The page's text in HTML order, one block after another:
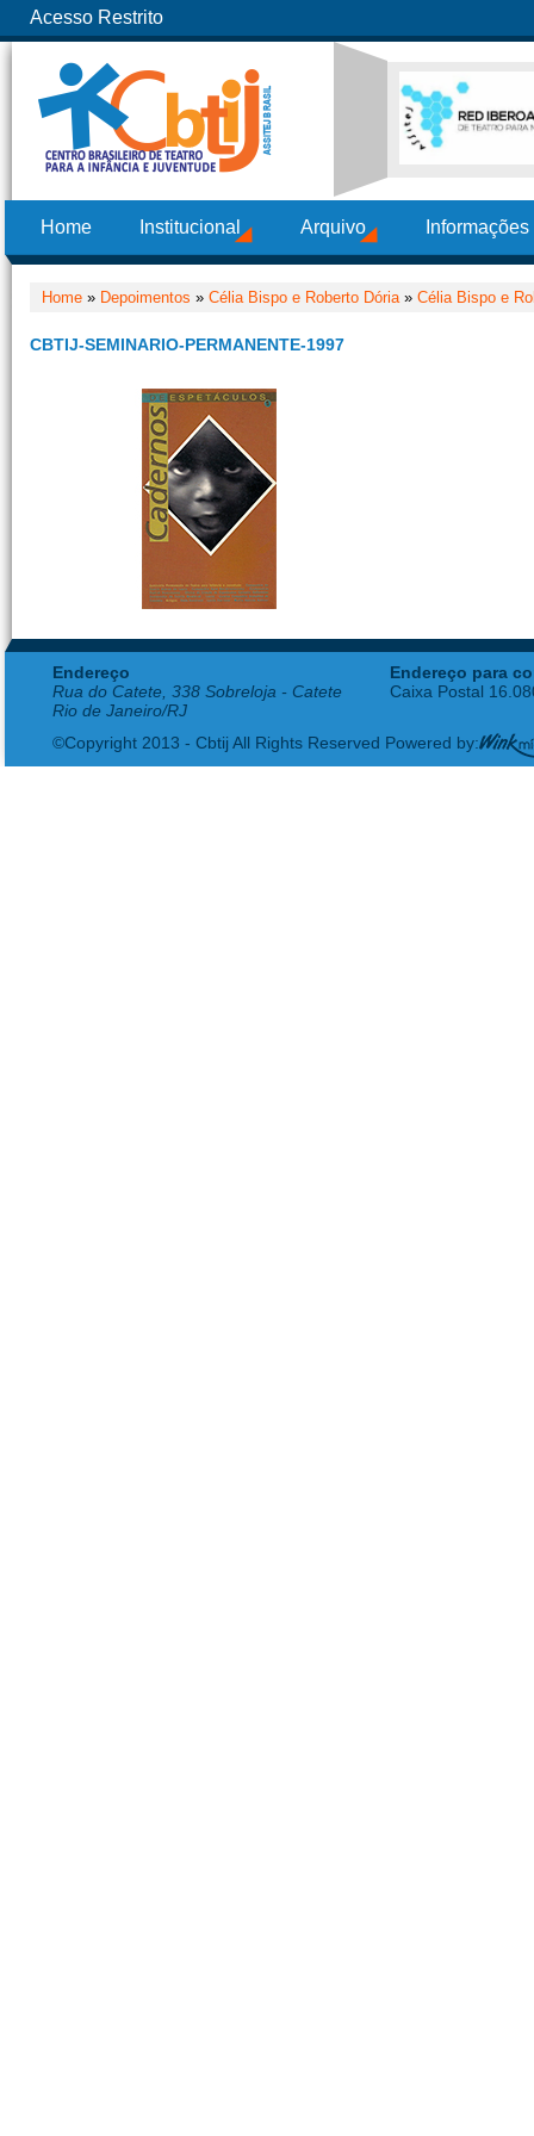
Acesso Restrito
Home Institucional Arquivo
Home » Depoimentos » Célia Bispo e Roberto Dória» Célia Bispo e
CBTIJ-SEMINARIO-PERMANENTE-1997
Endereço
Rua do Catete, 338 Sobreloja - Catete
Rio de Janeiro/RJ
Endereço para
Caixa Postal
©Copyright 2013 - Cbtij All Rights Reserved Powered by: